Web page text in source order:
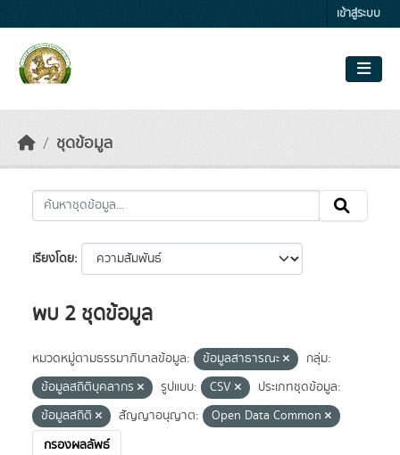
เข้าสู่ระบบ
ชุดข้อมูล
เรียงโดย
พบ 2 ชุดข้อมูล
หมวดหมู่ตามธรรมาภิบาลข้อมูล: ข้อมูลสาธารณะ
กลุ่ม:
ข้อมูลสถิติบุคลากร
รูปแบบ: CSV
ประเภทชุดข้อมูล:
ข้อมูลสถิติ
สัญญาอนุญาต:
Open Data Common
กรองผลลัพธ์